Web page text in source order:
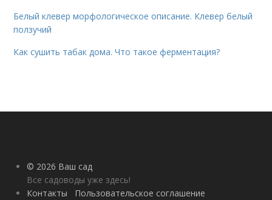
Белый клевер морфологическое описание. Клевер белый
ползучий
Как сушить табак дома. Что такое ферментация?
© 2026 Ваш сад
Все садоводы уже здесь!
Контакты
Пользовательское соглашение